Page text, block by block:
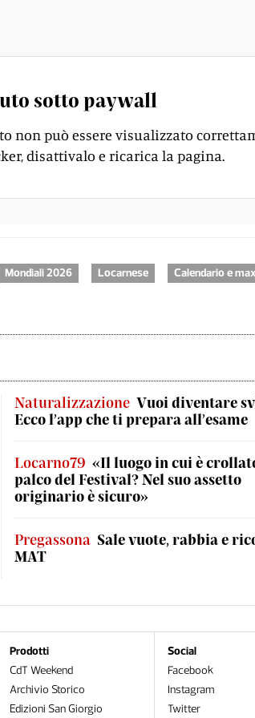
sotto paywall
non può essere visualizzato
disattivalo e ricarica la pagina.
Mondiali 2026 Locarnese Calendario e
Naturalizzazione Vuoi diventare
Ecco l’app che ti prepara all’esame
Locarno79 «Il luogo in cui è
palco del Festival? Nel suo assetto
originario è sicuro»
Pregassona Sale vuote, rabbia e
MAT
Prodotti
CdT Weekend
Archivio Storico
Edizioni San Giorgio
Social
Facebook
Instagram
Twitter